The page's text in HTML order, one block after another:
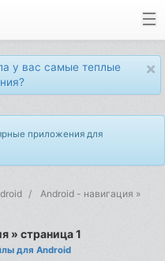
×
у вас самые теплые
приложения для
Android - навигация »
» страница 1
для Android